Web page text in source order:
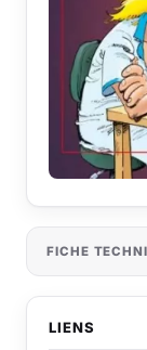
FICHE
LIENS